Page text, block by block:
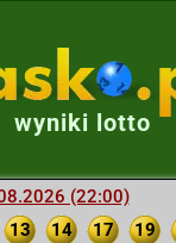
wyniki lotto
(22:00)
13 14 17 19